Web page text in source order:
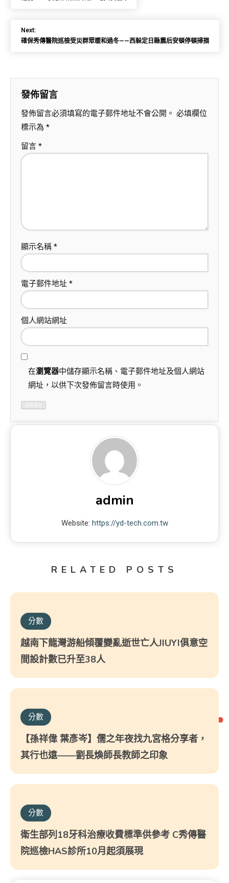
Next:
確保秀傳醫院巡檢受災群眾暖和過冬——西躲定日縣震后安頓停頓掃描
發佈留言
發佈留言必須填寫的電子郵件地址不會公開。 必填欄位
標示為 *
留言 *
顯示名稱 *
電子郵件地址 *
個人網站網址
在瀏覽器中儲存顯示名稱、電子郵件地址及個人網站
網址，以供下次發佈留言時使用。
admin
Website: https://yd-tech.com.tw
RELATED POSTS
分數
越南下龍灣游船傾覆變亂逝世亡人JIUYI俱意空
間設計數已升至38人
分數
【孫祥偉 葉彥岑】儒之年夜找九宮格分享者，
其行也遠——劉長煥師長教師之印象
分數
衛生部列18牙科治療收費標準供參考 C秀傳醫
院巡檢HAS診所10月起須展現